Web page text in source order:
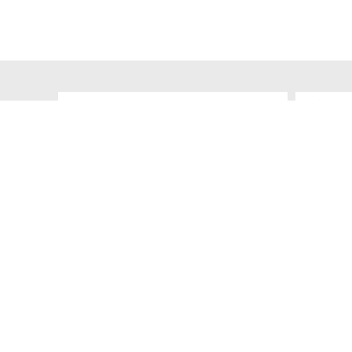
proprietari. Nomi e caratteristiche sono citati